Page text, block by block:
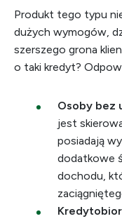
Produkt tego typu
dużych wymogów,
szerszego grona
o taki kredyt?
Osoby bez
jest
posiadają
dodatkowe
dochodu,